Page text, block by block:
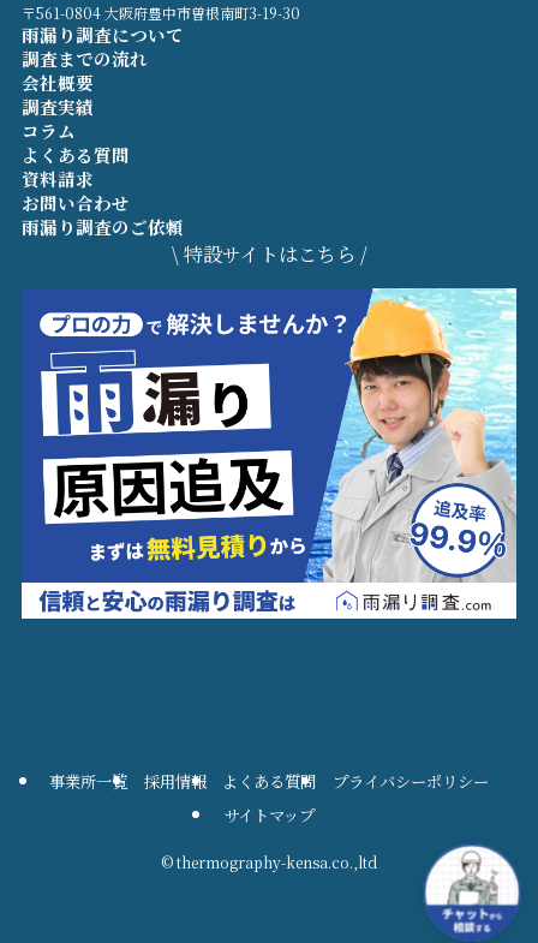
〒561-0804 大阪府豊中市曽根南町3-19-30
雨漏り調査について
調査までの流れ
会社概要
調査実績
コラム
よくある質問
資料請求
お問い合わせ
雨漏り調査のご依頼
\ 特設サイトはこちら /
事業所一覧 採用情報 よくある質問
プライバシーポリシー
サイトマップ
©thermography-kensa.co.,ltd